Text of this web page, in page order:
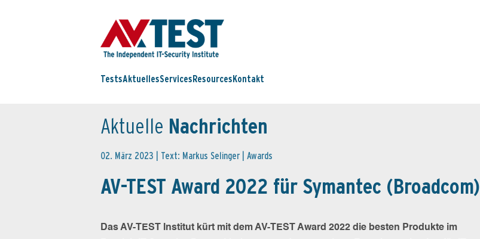
TestsAktuellesServices Resources Kontakt
Aktuelle Nachrichten
02. März 2023 | Text: Markus Selinger | Awards
AV-TEST Award 2022 für Symantec (Broadcom)
Das AV-TEST Institut kürt mit dem AV-TEST Award 2022 die besten Produkte im